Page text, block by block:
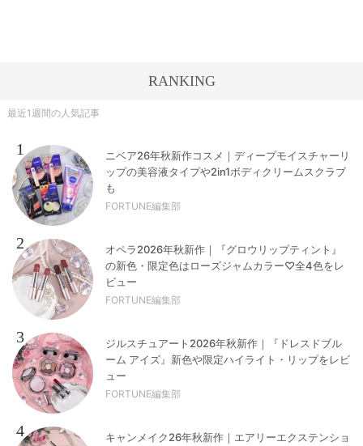
RANKING
最近1週間の人気記事
1
ニベア26年秋新作コスメ｜ディープモイスチャーリ
ップの美容液タイプや2in1ボディクリームスクラブ
も
FORTUNE編集部
2
オペラ2026年秋新作｜『グロウリップティント』
の新色・限定色はローズジャムカラー♡全4色をレ
ビュー
FORTUNE編集部
3
ジルスチュアート2026年秋新作｜『ドレスドブル
ーム アイズ』新色や限定ハイライト・リップをレビ
ュー
FORTUNE編集部
4
キャンメイク26年秋新作｜エアリーエクステンショ